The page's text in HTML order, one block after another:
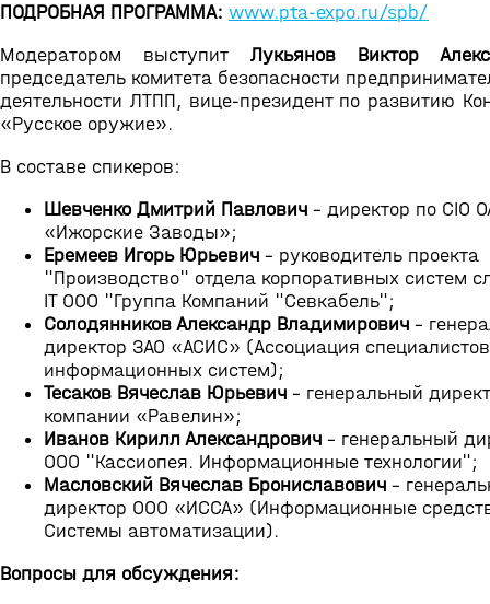
ПОДРОБНАЯ ПРОГРАММА: www.pta-expo.ru/spb/
Модератором выступит Лукьянов Виктор
председатель комитета безопасности
деятельности ЛТПП, вице-президент по развитию
«Русское оружие».
В составе спикеров:
Шевченко Дмитрий Павлович - директор по CIO
«Ижорские Заводы»;
Еремеев Игорь Юрьевич - руководитель проекта
"Производство" отдела корпоративных систем
IT ООО "Группа Компаний "Севкабель";
Солодянников Александр Владимирович -
директор ЗАО «АСИС» (Ассоциация специалистов
информационных систем);
Тесаков Вячеслав Юрьевич - генеральный
компании «Равелин»;
Иванов Кирилл Александрович - генеральный
ООО "Кассиопея. Информационные технологии";
Масловский Вячеслав Брониславович -
директор ООО «ИССА» (Информационные
Системы автоматизации).
Вопросы для обсуждения: